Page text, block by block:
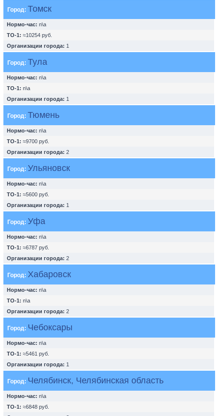
Город: Томск
Нормо-час: n\a
ТО-1: ≈10254 руб.
Организации города: 1
Город: Тула
Нормо-час: n\a
ТО-1: n\a
Организации города: 1
Город: Тюмень
Нормо-час: n\a
ТО-1: ≈9700 руб.
Организации города: 2
Город: Ульяновск
Нормо-час: n\a
ТО-1: ≈5600 руб.
Организации города: 1
Город: Уфа
Нормо-час: n\a
ТО-1: ≈6787 руб.
Организации города: 2
Город: Хабаровск
Нормо-час: n\a
ТО-1: n\a
Организации города: 2
Город: Чебоксары
Нормо-час: n\a
ТО-1: ≈5461 руб.
Организации города: 1
Город: Челябинск, Челябинская область
Нормо-час: n\a
ТО-1: ≈6848 руб.